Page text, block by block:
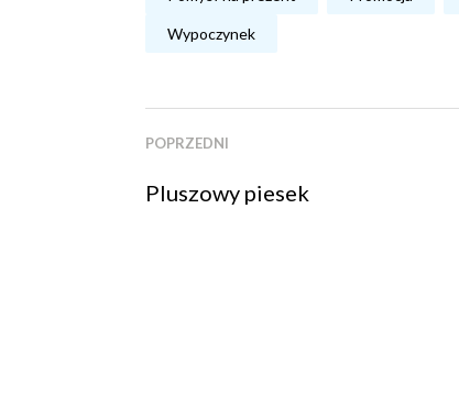
Wypoczynek
POPRZEDNI
Pluszowy piesek